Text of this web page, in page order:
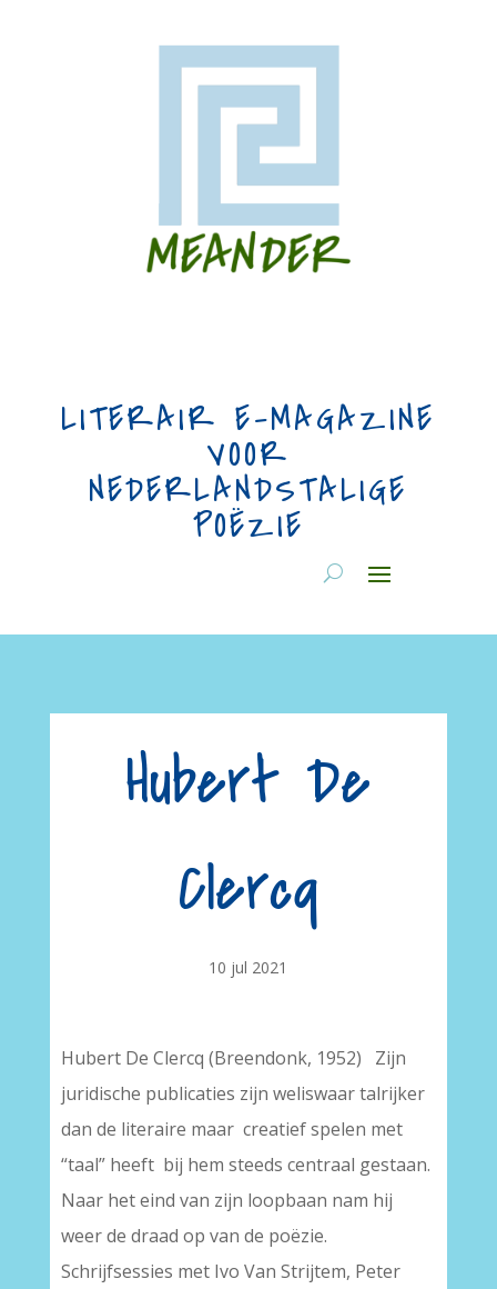
LITERAIR E-MAGAZINE
VOOR
NEDERLANDSTALIGE
POËZIE
Hubert De
Clercq
10 jul 2021
Hubert De Clercq (Breendonk, 1952) Zijn
juridische publicaties zijn weliswaar talrijker
dan de literaire maar creatief spelen met
“taal” heeft bij hem steeds centraal gestaan.
Naar het eind van zijn loopbaan nam hij
weer de draad op van de poëzie.
Schrijfsessies met Ivo Van Strijtem, Peter